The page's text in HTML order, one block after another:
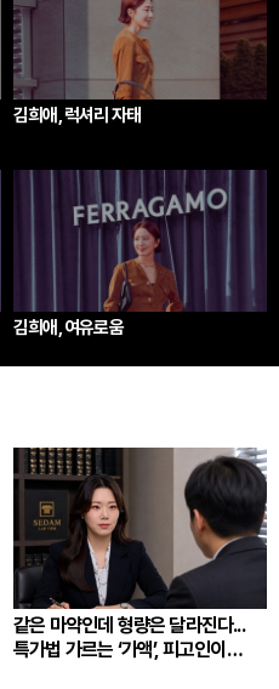
김희애, 럭셔리 자태
김희애, 여유로움
같은 마약인데 형량은 달라진다...
특가법 가르는 ‘가액’, 피고인이